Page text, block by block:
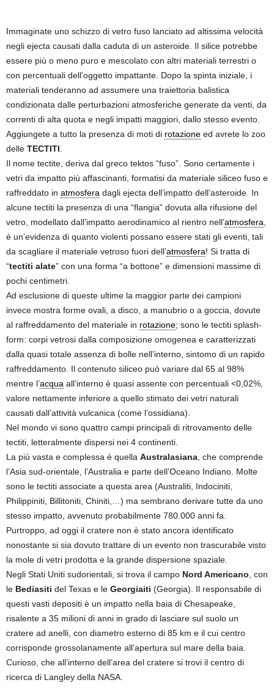
Immaginate uno schizzo di vetro fuso lanciato ad altissima velocità
negli ejecta causati dalla caduta di un asteroide. Il silice potrebbe
essere più o meno puro e mescolato con altri materiali terrestri o
con percentuali dell’oggetto impattante. Dopo la spinta iniziale, i
materiali tenderanno ad assumere una traiettoria balistica
condizionata dalle perturbazioni atmosferiche generate da venti, da
correnti di alta quota e negli impatti maggiori, dallo stesso evento.
Aggiungete a tutto la presenza di moti di rotazione ed avrete lo zoo
delle TECTITI.
Il nome tectite, deriva dal greco tektos “fuso”. Sono certamente i
vetri da impatto più affascinanti, formatisi da materiale siliceo fuso e
raffreddato in atmosfera dagli ejecta dell’impatto dell’asteroide. In
alcune tectiti la presenza di una “flangia” dovuta alla rifusione del
vetro, modellato dall’impatto aerodinamico al rientro nell’atmosfera,
è un’evidenza di quanto violenti possano essere stati gli eventi, tali
da scagliare il materiale vetroso fuori dell’atmosfera! Si tratta di
“tectiti alate” con una forma “a bottone” e dimensioni massime di
pochi centimetri.
Ad esclusione di queste ultime la maggior parte dei campioni
invece mostra forme ovali, a disco, a manubrio o a goccia, dovute
al raffreddamento del materiale in rotazione; sono le tectiti splash-
form: corpi vetrosi dalla composizione omogenea e caratterizzati
dalla quasi totale assenza di bolle nell’interno, sintomo di un rapido
raffreddamento. Il contenuto siliceo può variare dal 65 al 98%
mentre l’acqua all’interno è quasi assente con percentuali <0,02%,
valore nettamente inferiore a quello stimato dei vetri naturali
causati dall’attività vulcanica (come l’ossidiana).
Nel mondo vi sono quattro campi principali di ritrovamento delle
tectiti, letteralmente dispersi nei 4 continenti.
La più vasta e complessa è quella Australasiana, che comprende
l’Asia sud-orientale, l’Australia e parte dell’Oceano Indiano. Molte
sono le tectiti associate a questa area (Australiti, Indociniti,
Philippiniti, Billitoniti, Chiniti,…) ma sembrano derivare tutte da uno
stesso impatto, avvenuto probabilmente 780.000 anni fa.
Purtroppo, ad oggi il cratere non è stato ancora identificato
nonostante si sia dovuto trattare di un evento non trascurabile visto
la mole di vetri prodotta e la grande dispersione spaziale.
Negli Stati Uniti sudorientali, si trova il campo Nord Americano, con
le Bediasiti del Texas e le Georgiaiti (Georgia). Il responsabile di
questi vasti depositi è un impatto nella baia di Chesapeake,
risalente a 35 milioni di anni in grado di lasciare sul suolo un
cratere ad anelli, con diametro esterno di 85 km e il cui centro
corrisponde grossolanamente all’apertura sul mare della baia.
Curioso, che all’interno dell’area del cratere si trovi il centro di
ricerca di Langley della NASA.